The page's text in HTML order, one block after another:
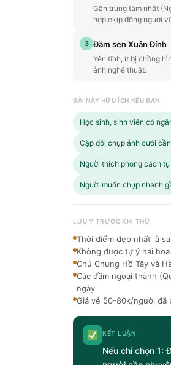
Gần trung tâm nhất
hợp ekip đông người
3 Đầm sen Xuân Đỉnh
Yên tĩnh, ít bị chồng
ảnh nghệ thuật.
BÀI NÀY HỮU ÍCH NẾU BẠN
Học sinh, sinh viên có
Cặp đôi chụp ảnh cưới
Người thích phong cách
Người muốn chụp nhanh
LƯU Ý TRƯỚC KHI THỬ
Thời điểm đẹp nhất là
Không được tự ý hái
Chú Chung Hồ Tây và
Các đầm ngoại thành
ngày
Giá vé 50-80k/người đã
KẾT LUẬN
Nếu chỉ chọn 1: